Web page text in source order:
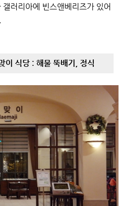
러리아에 빈스앤베리즈가 있어
이 식당 : 해물 뚝배기, 정식